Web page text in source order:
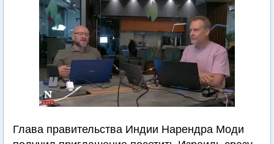
Глава правительства Индии Нарендра Моди